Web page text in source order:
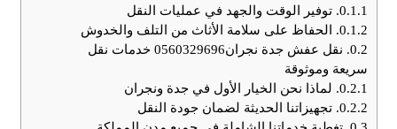
0.1.1. توفير الوقت والجهد في عمليات النقل
0.1.2. الحفاظ على سلامة الأثاث من التلف والخدوش
0.2.
نقل عفش جدة نجران0560329696 خدمات نقل
سريعة وموثوقة
0.2.1. لماذا نحن الخيار الأول في جدة ونجران
0.2.2. تجهيزاتنا الحديثة لضمان جودة النقل